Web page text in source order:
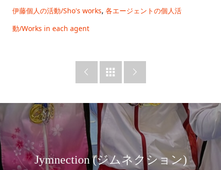
伊藤個人の活動/Sho's works, 各エージェントの個人活
動/Works in each agent
  
Jymnection (ジムネクション)